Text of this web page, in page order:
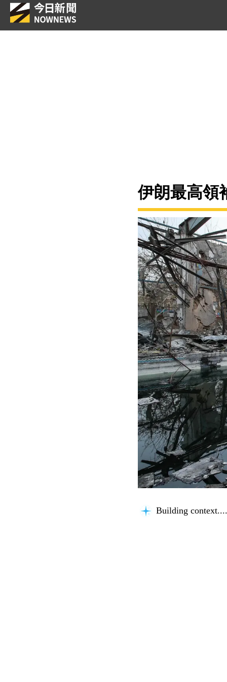
伊朗最高領
Building context...